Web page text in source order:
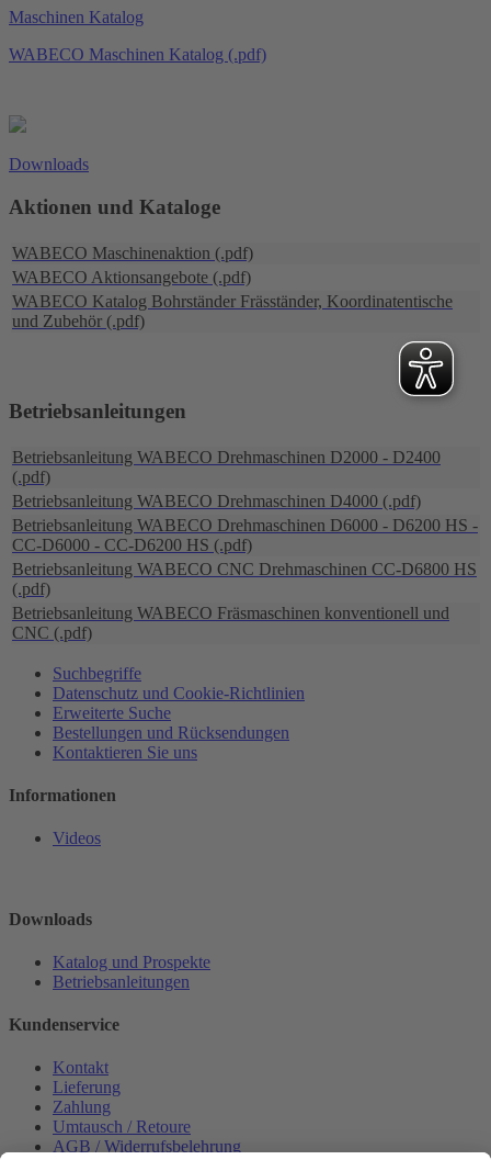
Maschinen Katalog
WABECO Maschinen Katalog (.pdf)
Downloads
Aktionen und Kataloge
WABECO Maschinenaktion (.pdf)
WABECO Aktionsangebote (.pdf)
WABECO Katalog Bohrständer Fräsständer, Koordinatentische
und Zubehör (.pdf)
Betriebsanleitungen
Betriebsanleitung WABECO Drehmaschinen D2000 - D2400
(.pdf)
Betriebsanleitung WABECO Drehmaschinen D4000 (.pdf)
Betriebsanleitung WABECO Drehmaschinen D6000 - D6200 HS -
CC-D6000 - CC-D6200 HS (.pdf)
Betriebsanleitung WABECO CNC Drehmaschinen CC-D6800 HS
(.pdf)
Betriebsanleitung WABECO Fräsmaschinen konventionell und
CNC (.pdf)
Suchbegriffe
Datenschutz und Cookie-Richtlinien
Erweiterte Suche
Bestellungen und Rücksendungen
Kontaktieren Sie uns
Informationen
Videos
Downloads
Katalog und Prospekte
Betriebsanleitungen
Kundenservice
Kontakt
Lieferung
Zahlung
Umtausch / Retoure
AGB / Widerrufsbelehrung